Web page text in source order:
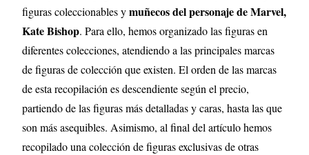
figuras coleccionables ymuñecos del personaje de Marvel,
Kate Bishop. Para ello, hemos organizado las figuras en
diferentes colecciones, atendiendo a las principales marcas
de figuras de colección que existen. El orden de las marcas
de esta recopilación es descendiente según el precio,
partiendo de las figuras más detalladas y caras, hasta las que
son más asequibles. Asimismo, al final del artículo hemos
recopilado una colección de figuras exclusivas de otras